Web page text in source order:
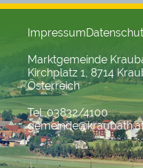
Impressum
Marktgemeinde
Kirchplatz 1, 8714
Österreich
Tel. 03832/4100